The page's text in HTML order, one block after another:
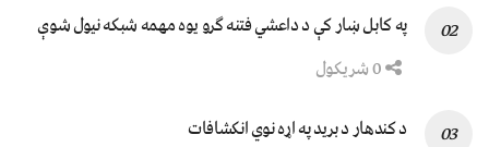
په کابل ښار کې د داعشي فتنه ګرو يوه مهمه شبکه نيول شوې
د کندهار د برید په اړه نوي انکشافات